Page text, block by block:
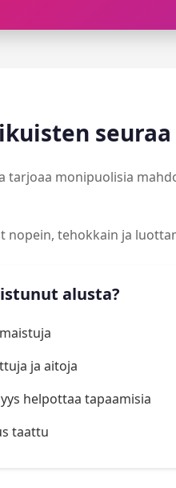
tarjoaa monipuolisia
tehokkain ja
alusta?
ja aitoja
helpottaa tapaamisia
taattu